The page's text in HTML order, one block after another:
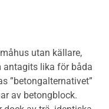
utan källare,
antagits lika för båda
”betongalternativet”
av betongblock.